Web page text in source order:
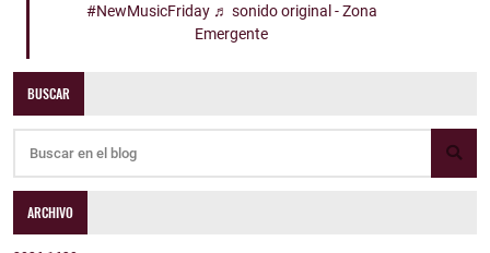
#NewMusicFriday ♬ sonido original - Zona
Emergente
BUSCAR
ARCHIVO